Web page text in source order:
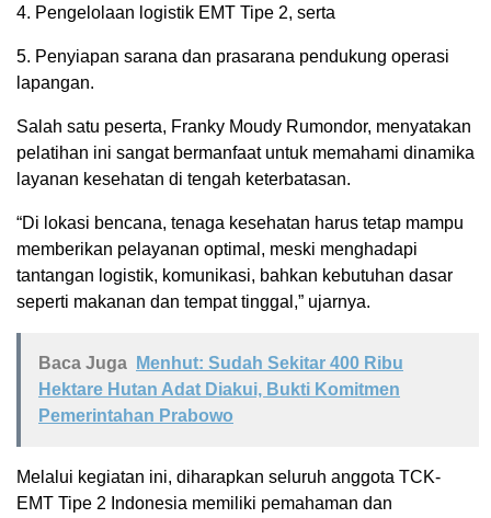
4. Pengelolaan logistik EMT Tipe 2, serta
5. Penyiapan sarana dan prasarana pendukung operasi
lapangan.
Salah satu peserta, Franky Moudy Rumondor, menyatakan
pelatihan ini sangat bermanfaat untuk memahami dinamika
layanan kesehatan di tengah keterbatasan.
“Di lokasi bencana, tenaga kesehatan harus tetap mampu
memberikan pelayanan optimal, meski menghadapi
tantangan logistik, komunikasi, bahkan kebutuhan dasar
seperti makanan dan tempat tinggal,” ujarnya.
Baca Juga
Menhut: Sudah Sekitar 400 Ribu
Hektare Hutan Adat Diakui, Bukti Komitmen
Pemerintahan Prabowo
Melalui kegiatan ini, diharapkan seluruh anggota TCK-
EMT Tipe 2 Indonesia memiliki pemahaman dan